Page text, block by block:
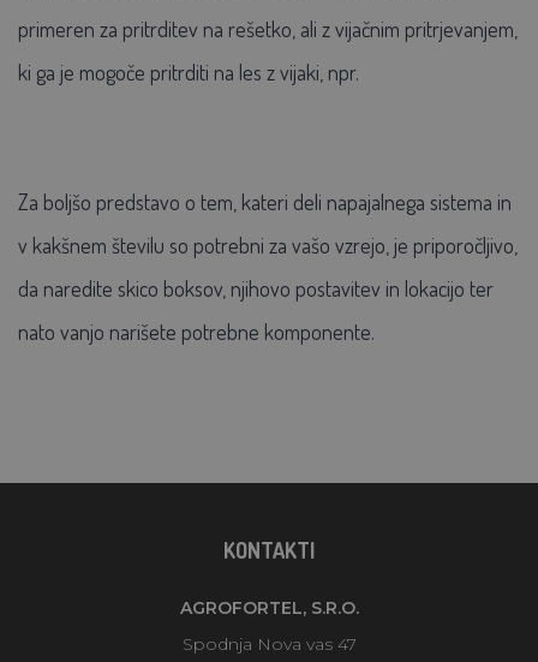
primeren za pritrditev na rešetko, ali z vijačnim pritrjevanjem,
ki ga je mogoče pritrditi na les z vijaki, npr.
Za boljšo predstavo o tem, kateri deli napajalnega sistema in
v kakšnem številu so potrebni za vašo vzrejo, je priporočljivo,
da naredite skico boksov, njihovo postavitev in lokacijo ter
nato vanjo narišete potrebne komponente.
KONTAKTI
AGROFORTEL, S.R.O.
Spodnja Nova vas 47